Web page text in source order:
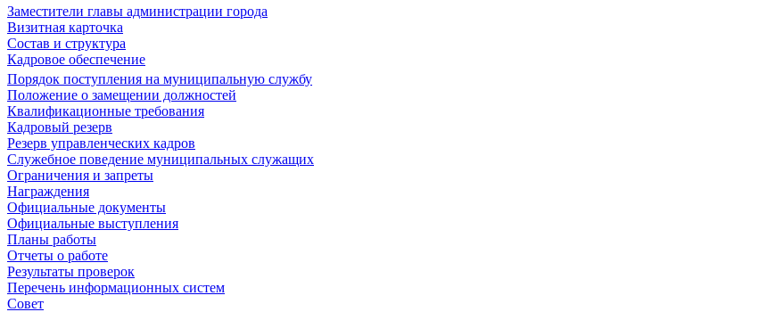
Заместители главы администрации города
Визитная карточка
Состав и структура
Кадровое обеспечение
Порядок поступления на муниципальную службу
Положение о замещении должностей
Квалификационные требования
Кадровый резерв
Резерв управленческих кадров
Служебное поведение муниципальных служащих
Ограничения и запреты
Награждения
Официальные документы
Официальные выступления
Планы работы
Отчеты о работе
Результаты проверок
Перечень информационных систем
Совет